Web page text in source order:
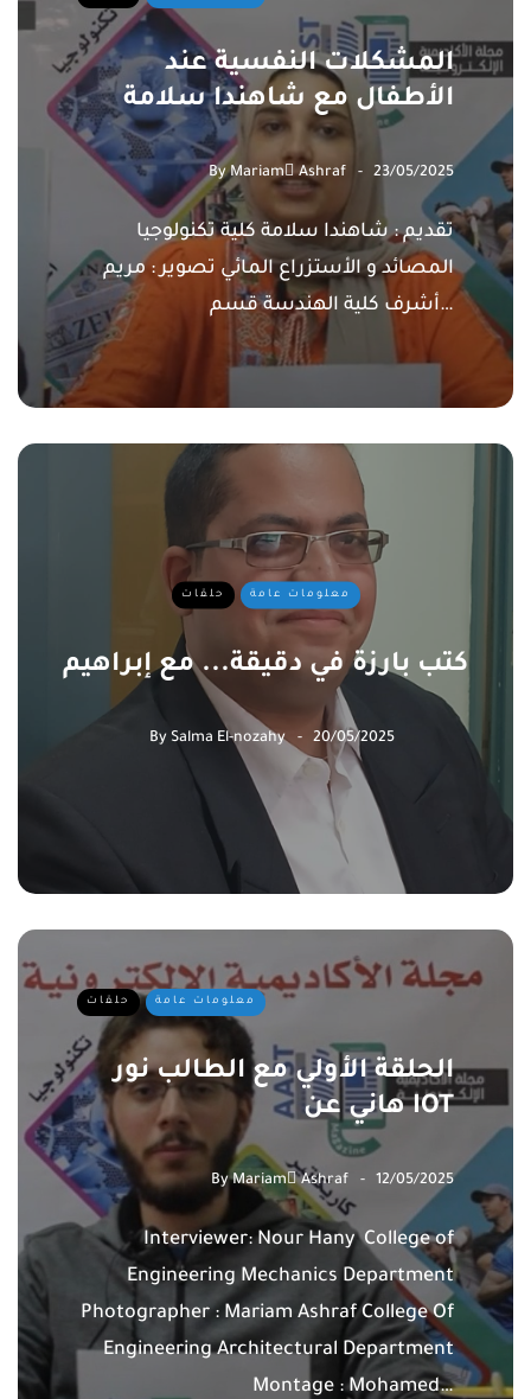
المشكلات النفسية عند
الأطفال مع شاهندا سلامة
ByMariam ِAshraf 23/05/2025
تقديم : شاهندا سلامة كلية تكنولوجيا
المصائد و الأستزراع المائي تصوير : مريم
أشرف كلية الهندسة قسم…
حلقات معلومات عامة
كتب بارزة في دقيقة... مع إبراهيم
By Salma El-nozahy 20/05/2025
حلقات معلومات عامة
الحلقة الأولي مع الطالب نور
هاني عن IOT
ByMariam ِAshraf 12/05/2025
Interviewer: Nour Hany College of
Engineering Mechanics Department
Photographer : Mariam Ashraf College Of
Engineering Architectural Department
Montage : Mohamed…